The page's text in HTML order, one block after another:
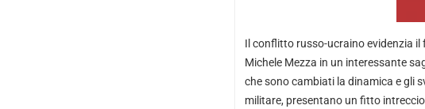
Il conflitto russo-ucraino evidenzia il
Michele Mezza in un interessante
che sono cambiati la dinamica e gli
militare, presentano un fitto